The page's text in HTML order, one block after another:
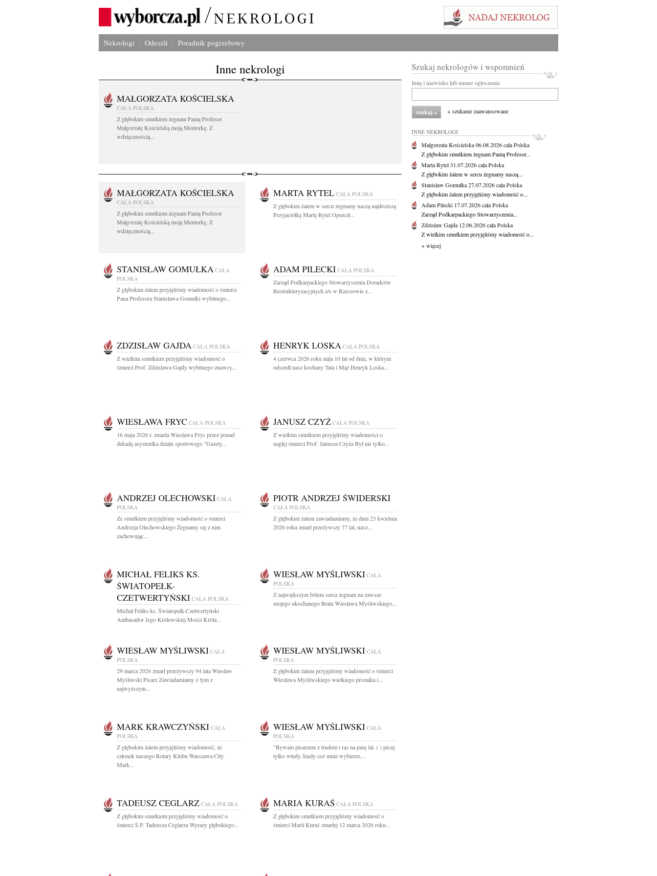
Nekrologi Odeszli Poradnik pogrzebowy
Inne nekrologi
MAŁGORZATA KOŚCIELSKA
CAŁA POLSKA
Z głębokim smutkiem żegnam Panią Profesor
Małgorzatę Kościelską moją Mentorkę. Z
wdzięcznością...
MAŁGORZATA KOŚCIELSKA
CAŁA POLSKA
Z głębokim smutkiem żegnam Panią Profesor
Małgorzatę Kościelską moją Mentorkę. Z
wdzięcznością...
MARTA RYTEL CAŁA POLSKA
Z głębokim żalem w sercu żegnamy naszą najdroższą
Przyjaciółkę Martę Rytel Opuścił...
STANISŁAW GOMUŁKA CAŁA
POLSKA
Z głębokim żalem przyjęliśmy wiadomość o śmierci
Pana Profesora Stanisława Gomułki wybitnego...
ADAM PILECKI CAŁA POLSKA
Zarząd Podkarpackiego Stowarzyszenia Doradców
Restrukturyzacyjnych z/s w Rzeszowie z...
ZDZISŁAW GAJDA CAŁA POLSKA
Z wielkim smutkiem przyjęliśmy wiadomość o
śmierci Prof. Zdzisława Gajdy wybitnego znawcy...
HENRYK LOSKA CAŁA POLSKA
4 czerwca 2026 roku mija 10 lat od dnia, w którym
odszedł nasz kochany Tata i Mąż Henryk Loska...
WIESŁAWA FRYC CAŁA POLSKA
16 maja 2026 r. zmarła Wiesława Fryc przez ponad
dekadę asystentka działu sportowego "Gazety...
JANUSZ CZYŻ CAŁA POLSKA
Z wielkim smutkiem przyjęliśmy wiadomości o
nagłej śmierci Prof. Janusza Czyża Był nie tylko...
ANDRZEJ OLECHOWSKI CAŁA
POLSKA
Ze smutkiem przyjęliśmy wiadomość o śmierci
Andrzeja Olechowskiego Żegnamy się z nim
zachowując...
PIOTR ANDRZEJ ŚWIDERSKI
CAŁA POLSKA
Z głębokim żalem zawiadamiamy, że dnia 23 kwietnia
2026 roku zmarł przeżywszy 77 lat, nasz...
MICHAŁ FELIKS KS.
ŚWIATOPEŁK-
CZETWERTYŃSKI CAŁA POLSKA
Michał Feliks ks. Światopełk-Czetwertyński
Ambasador Jego Królewskiej Mości Króla...
WIESŁAW MYŚLIWSKI CAŁA
POLSKA
Z największym bólem serca żegnam na zawsze
mojego ukochanego Brata Wiesława Myśliwskiego...
WIESŁAW MYŚLIWSKI CAŁA
POLSKA
29 marca 2026 zmarł przeżywszy 94 lata Wiesław
Myśliwski Pisarz Zawiadamiamy o tym z
najwyższym...
WIESŁAW MYŚLIWSKI CAŁA
POLSKA
Z głębokim żalem przyjęliśmy wiadomość o śmierci
Wiesława Myśliwskiego wielkiego prozaika i...
MARK KRAWCZYŃSKI CAŁA
POLSKA
Z głębokim żalem przyjęliśmy wiadomość, że
członek naszego Rotary Klubu Warszawa City
Mark...
WIESŁAW MYŚLIWSKI CAŁA
POLSKA
"Bywam pisarzem z trudem i raz na parę lat. ( ) piszę
tylko wtedy, kiedy coś mnie wybierze,...
TADEUSZ CEGLARZ CAŁA POLSKA
Z głębokim smutkiem przyjęliśmy wiadomość o
śmierci Ś.P. Tadeusza Ceglarza Wyrazy głębokiego...
MARIA KURAŚ CAŁA POLSKA
Z głębokim smutkiem przyjęliśmy wiadomość o
śmierci Marii Kuraś zmarłej 12 marca 2026 roku...
Szukaj nekrologów i wspomnień
Imię i nazwisko lub numer ogłoszenia:
+ szukanie zaawansowane
INNE NEKROLOGI
Małgorzata Kościelska06.08.2026cała Polska
Z głębokim smutkiem żegnam Panią Profesor...
Marta Rytel31.07.2026cała Polska
Z głębokim żalem w sercu żegnamy naszą...
Stanisław Gomułka27.07.2026cała Polska
Z głębokim żalem przyjęliśmy wiadomość o...
Adam Pilecki 17.07.2026cała Polska
Zarząd Podkarpackiego Stowarzyszenia...
Zdzisław Gajda 12.06.2026cała Polska
Z wielkim smutkiem przyjęliśmy wiadomość o...
+ więcej